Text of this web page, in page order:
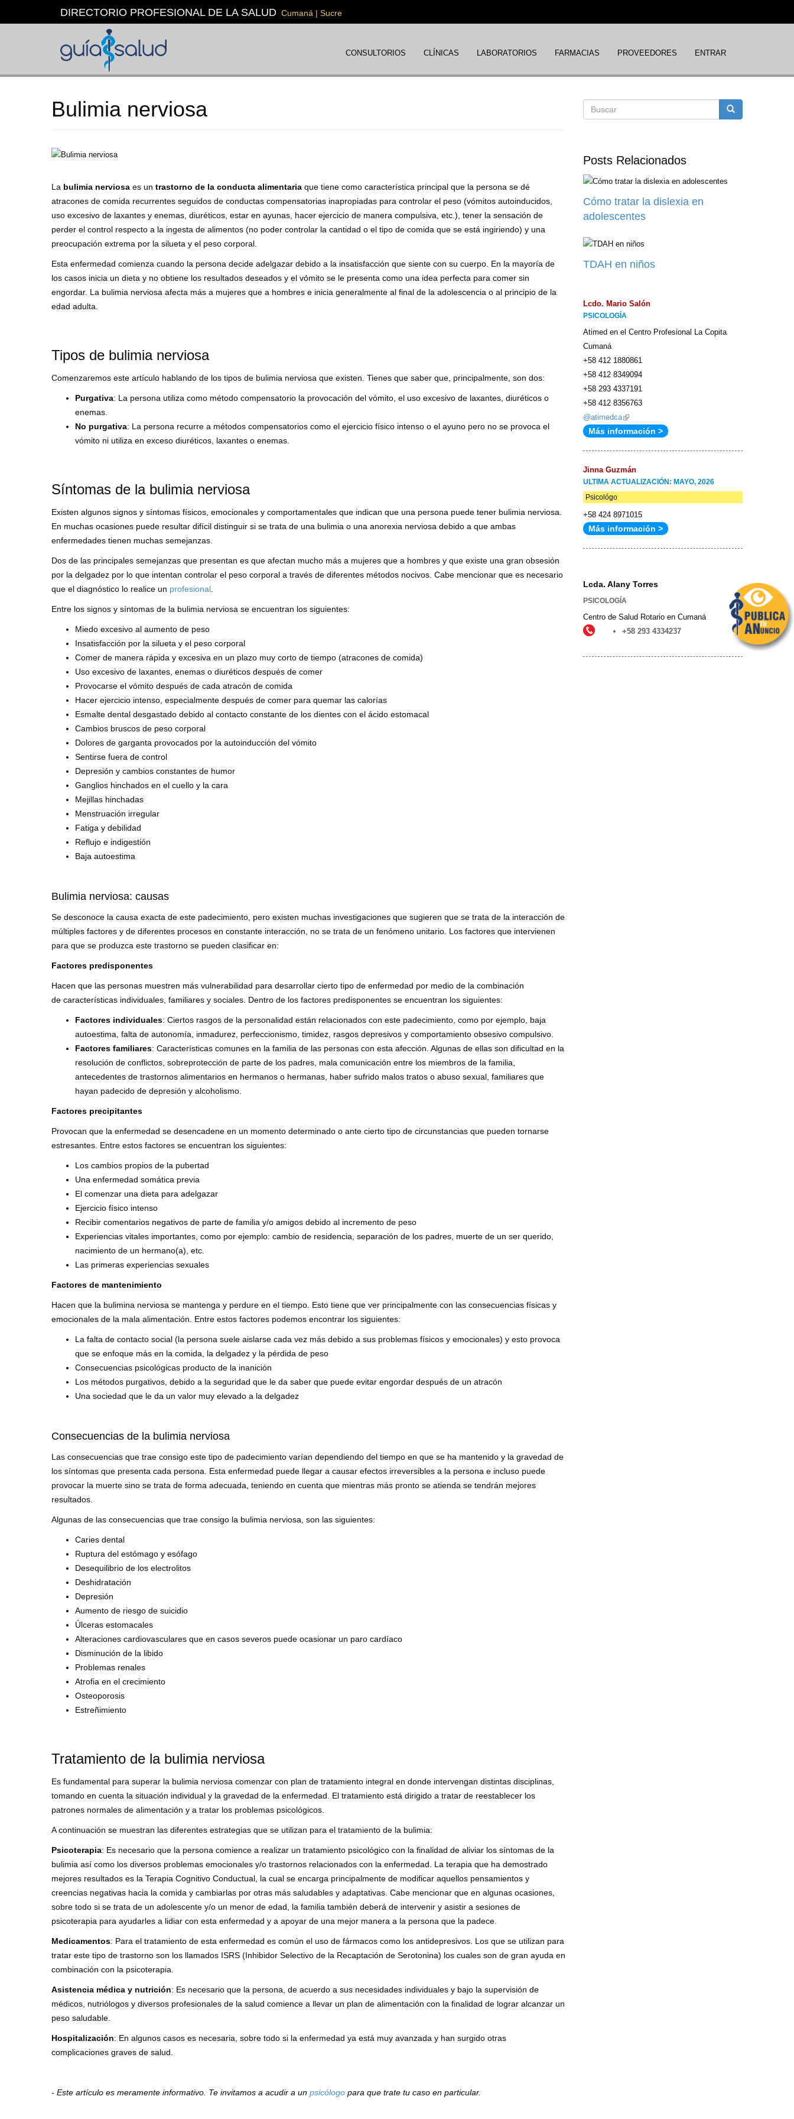
DIRECTORIO PROFESIONAL DE LA SALUD Cumaná | Sucre
CONSULTORIOS CLÍNICAS LABORATORIOS FARMACIAS PROVEEDORES ENTRAR
Bulimia nerviosa
La bulimia nerviosa es un trastorno de la conducta alimentaria que tiene como característica principal que la persona se dé
atracones de comida recurrentes seguidos de conductas compensatorias inapropiadas para controlar el peso (vómitos autoinducidos,
uso excesivo de laxantes y enemas, diuréticos, estar en ayunas, hacer ejercicio de manera compulsiva, etc.), tener la sensación de
perder el control respecto a la ingesta de alimentos (no poder controlar la cantidad o el tipo de comida que se está ingiriendo) y una
preocupación extrema por la silueta y el peso corporal.
Esta enfermedad comienza cuando la persona decide adelgazar debido a la insatisfacción que siente con su cuerpo. En la mayoría de
los casos inicia un dieta y no obtiene los resultados deseados y el vómito se le presenta como una idea perfecta para comer sin
engordar. La bulimia nerviosa afecta más a mujeres que a hombres e inicia generalmente al final de la adolescencia o al principio de la
edad adulta.
Tipos de bulimia nerviosa
Comenzaremos este artículo hablando de los tipos de bulimia nerviosa que existen. Tienes que saber que, principalmente, son dos:
Purgativa: La persona utiliza como método compensatorio la provocación del vómito, el uso excesivo de laxantes, diuréticos o
enemas.
No purgativa: La persona recurre a métodos compensatorios como el ejercicio físico intenso o el ayuno pero no se provoca el
vómito ni utiliza en exceso diuréticos, laxantes o enemas.
Síntomas de la bulimia nerviosa
Existen algunos signos y síntomas físicos, emocionales y comportamentales que indican que una persona puede tener bulimia nerviosa.
En muchas ocasiones puede resultar difícil distinguir si se trata de una bulimia o una anorexia nerviosa debido a que ambas
enfermedades tienen muchas semejanzas.
Dos de las principales semejanzas que presentan es que afectan mucho más a mujeres que a hombres y que existe una gran obsesión
por la delgadez por lo que intentan controlar el peso corporal a través de diferentes métodos nocivos. Cabe mencionar que es necesario
que el diagnóstico lo realice un profesional
Entre los signos y síntomas de la bulimia nerviosa se encuentran los siguientes:
Miedo excesivo al aumento de peso
Insatisfacción por la silueta y el peso corporal
Comer de manera rápida y excesiva en un plazo muy corto de tiempo (atracones de comida)
Uso excesivo de laxantes, enemas o diuréticos después de comer
Provocarse el vómito después de cada atracón de comida
Hacer ejercicio intenso, especialmente después de comer para quemar las calorías
Esmalte dental desgastado debido al contacto constante de los dientes con el ácido estomacal
Cambios bruscos de peso corporal
Dolores de garganta provocados por la autoinducción del vómito
Sentirse fuera de control
Depresión y cambios constantes de humor
Ganglios hinchados en el cuello y la cara
Mejillas hinchadas
Menstruación irregular
Fatiga y debilidad
Reflujo e indigestión
Baja autoestima
Bulimia nerviosa: causas
Se desconoce la causa exacta de este padecimiento, pero existen muchas investigaciones que sugieren que se trata de la interacción de
múltiples factores y de diferentes procesos en constante interacción, no se trata de un fenómeno unitario. Los factores que intervienen
para que se produzca este trastorno se pueden clasificar en:
Factores predisponentes
Hacen que las personas muestren más vulnerabilidad para desarrollar cierto tipo de enfermedad por medio de la combinación
de características individuales, familiares y sociales. Dentro de los factores predisponentes se encuentran los siguientes:
Factores individuales: Ciertos rasgos de la personalidad están relacionados con este padecimiento, como por ejemplo, baja
autoestima, falta de autonomía, inmadurez, perfeccionismo, timidez, rasgos depresivos y comportamiento obsesivo compulsivo.
Factores familiares: Características comunes en la familia de las personas con esta afección. Algunas de ellas son dificultad en la
resolución de conflictos, sobreprotección de parte de los padres, mala comunicación entre los miembros de la familia,
antecedentes de trastornos alimentarios en hermanos o hermanas, haber sufrido malos tratos o abuso sexual, familiares que
hayan padecido de depresión y alcoholismo.
Factores precipitantes
Provocan que la enfermedad se desencadene en un momento determinado o ante cierto tipo de circunstancias que pueden tornarse
estresantes. Entre estos factores se encuentran los siguientes:
Los cambios propios de la pubertad
Una enfermedad somática previa
El comenzar una dieta para adelgazar
Ejercicio físico intenso
Recibir comentarios negativos de parte de familia y/o amigos debido al incremento de peso
Experiencias vitales importantes, como por ejemplo: cambio de residencia, separación de los padres, muerte de un ser querido,
nacimiento de un hermano(a), etc.
Las primeras experiencias sexuales
Factores de mantenimiento
Hacen que la bulimina nerviosa se mantenga y perdure en el tiempo. Esto tiene que ver principalmente con las consecuencias físicas y
emocionales de la mala alimentación. Entre estos factores podemos encontrar los siguientes:
La falta de contacto social (la persona suele aislarse cada vez más debido a sus problemas físicos y emocionales) y esto provoca
que se enfoque más en la comida, la delgadez y la pérdida de peso
Consecuencias psicológicas producto de la inanición
Los métodos purgativos, debido a la seguridad que le da saber que puede evitar engordar después de un atracón
Una sociedad que le da un valor muy elevado a la delgadez
Consecuencias de la bulimia nerviosa
Las consecuencias que trae consigo este tipo de padecimiento varían dependiendo del tiempo en que se ha mantenido y la gravedad de
los síntomas que presenta cada persona. Esta enfermedad puede llegar a causar efectos irreversibles a la persona e incluso puede
provocar la muerte sino se trata de forma adecuada, teniendo en cuenta que mientras más pronto se atienda se tendrán mejores
resultados.
Algunas de las consecuencias que trae consigo la bulimia nerviosa, son las siguientes:
Caries dental
Ruptura del estómago y esófago
Desequilibrio de los electrolitos
Deshidratación
Depresión
Aumento de riesgo de suicidio
Úlceras estomacales
Alteraciones cardiovasculares que en casos severos puede ocasionar un paro cardíaco
Disminución de la libido
Problemas renales
Atrofia en el crecimiento
Osteoporosis
Estreñimiento
Tratamiento de la bulimia nerviosa
Es fundamental para superar la bulimia nerviosa comenzar con plan de tratamiento integral en donde intervengan distintas disciplinas,
tomando en cuenta la situación individual y la gravedad de la enfermedad. El tratamiento está dirigido a tratar de reestablecer los
patrones normales de alimentación y a tratar los problemas psicológicos.
A continuación se muestran las diferentes estrategias que se utilizan para el tratamiento de la bulimia:
Psicoterapia: Es necesario que la persona comience a realizar un tratamiento psicológico con la finalidad de aliviar los síntomas de la
bulimia así como los diversos problemas emocionales y/o trastornos relacionados con la enfermedad. La terapia que ha demostrado
mejores resultados es la Terapia Cognitivo Conductual, la cual se encarga principalmente de modificar aquellos pensamientos y
creencias negativas hacia la comida y cambiarlas por otras más saludables y adaptativas. Cabe mencionar que en algunas ocasiones,
sobre todo si se trata de un adolescente y/o un menor de edad, la familia también deberá de intervenir y asistir a sesiones de
psicoterapia para ayudarles a lidiar con esta enfermedad y a apoyar de una mejor manera a la persona que la padece.
Medicamentos: Para el tratamiento de esta enfermedad es común el uso de fármacos como los antidepresivos. Los que se utilizan para
tratar este tipo de trastorno son los llamados ISRS (Inhibidor Selectivo de la Recaptación de Serotonina) los cuales son de gran ayuda en
combinación con la psicoterapia.
Asistencia médica y nutrición: Es necesario que la persona, de acuerdo a sus necesidades individuales y bajo la supervisión de
médicos, nutriólogos y diversos profesionales de la salud comience a llevar un plan de alimentación con la finalidad de lograr alcanzar un
peso saludable.
Hospitalización: En algunos casos es necesaria, sobre todo si la enfermedad ya está muy avanzada y han surgido otras
complicaciones graves de salud.
- Este artículo es meramente informativo. Te invitamos a acudir a un psicólogo para que trate tu caso en particular.
Formulario
búsqueda
Posts Relacionados
Cómo tratar la dislexia en
adolescentes
TDAH en niños
Lcdo. Mario Salón
PSICOLOGÍA
Atimed en el Centro Profesional La Copita
Cumaná
+58 412 1880861
+58 412 8349094
+58 293 4337191
+58 412 8356763
@atimedca(link
is
Más información >
Jinna Guzmán
ULTIMA ACTUALIZACIÓN: MAYO, 2026
Psicológo
+58 424 8971015
Más información >
Lcda. Alany Torres
PSICOLOGÍA
Centro de Salud Rotario en Cumaná
+58 293 4334237